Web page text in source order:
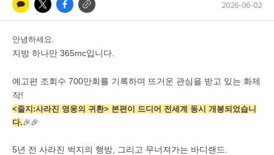
2026-06-02
안녕하세요.
지방 하나만 365mc입니다.
예고편 조회수 700만회를 기록하며 뜨거운 관심을 받고 있는 화제
작!
<줄지:사라진 영웅의 귀환> 본편이 드디어 전세계 동시 개봉되었습니
다.🎉🎉
5년 전 사라진 벅지의 행방, 그리고 무너져가는 바디랜드.